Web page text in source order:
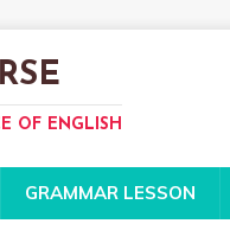
OF ENGLISH
GRAMMAR LESSON